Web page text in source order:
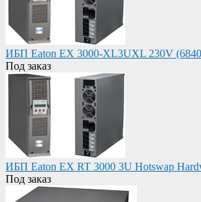
ИБП Eaton EX 3000-XL3UXL 230V
Под заказ
ИБП Eaton EX RT 3000 3U Hotswap
Под заказ